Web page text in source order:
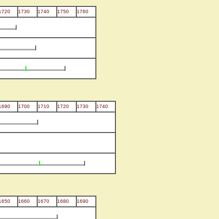
1730 1740 1750 1760
1700 1710 1720 1730 1740
1660 1670 1680 1690